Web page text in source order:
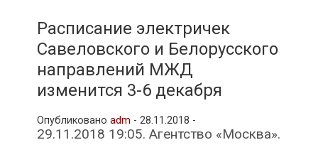
и
рубрики
Расписание электричек
Савеловского и Белорусского
направлений МЖД
изменится 3-6 декабря
Опубликовано adm - 28.11.2018 -
29.11.2018 19:05. Агентство «Москва».